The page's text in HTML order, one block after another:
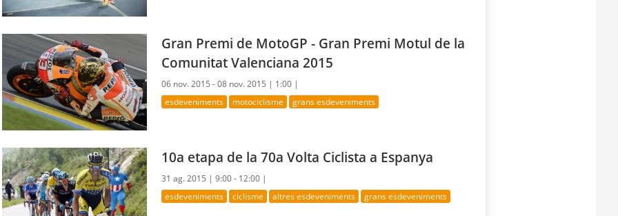
Gran Premi de MotoGP - Gran Premi Motul de la
Comunitat Valenciana 2015
06 nov. 2015 - 08 nov. 2015 | 1:00 |
esdeveniments motociclisme grans esdeveniments
10a etapa de la 70a Volta Ciclista a Espanya
31 ag. 2015 |9:00 - 12:00 |
esdeveniments ciclisme altres esdeveniments grans esdeveniments